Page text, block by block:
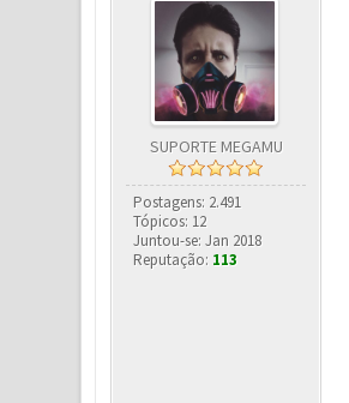
SUPORTE MEGAMU
Postagens: 2.491
Tópicos: 12
Juntou-se: Jan 2018
Reputação: 113